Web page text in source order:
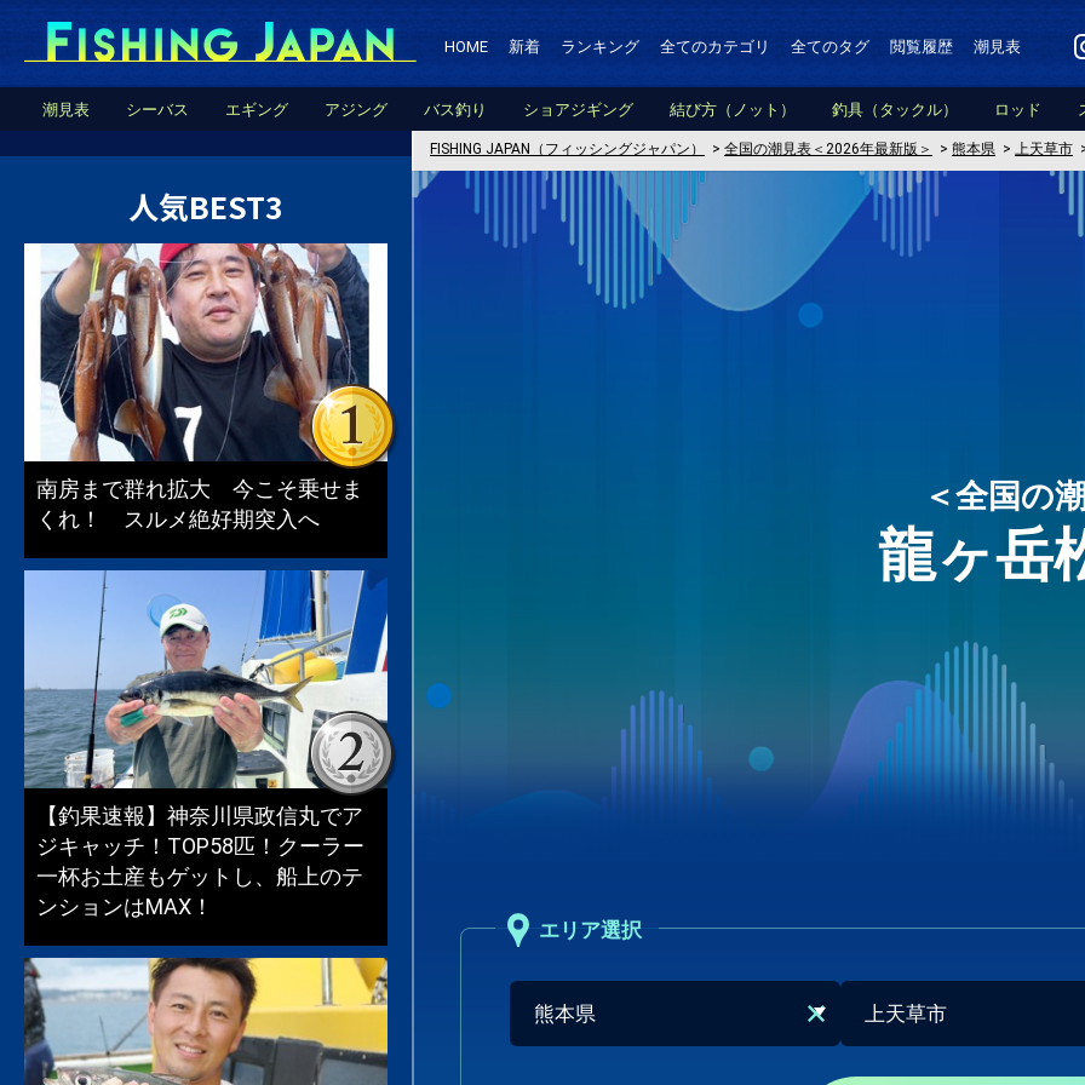
HOME 新着 ランキング 全てのカテゴリ 全てのタグ 閲覧履歴 潮見表
潮見表 シーバス エギング アジング バス釣り ショアジギング 結び方（ノット） 釣具（タックル） ロッド
FISHING JAPAN（フィッシングジャパン） > 全国の潮見表＜2026年最新版＞ > 熊本県 > 上天草市
＜全国の
龍ヶ岳
エリア選択
人気BEST3
南房まで群れ拡大 今こそ乗せま
くれ！ スルメ絶好期突入へ
【釣果速報】神奈川県政信丸でア
ジキャッチ！TOP58匹！クーラー
一杯お土産もゲットし、船上のテ
ンションはMAX！